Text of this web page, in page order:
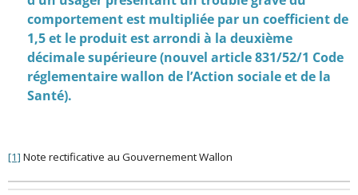
comportement est multipliée par un coefficient de
1,5 et le produit est arrondi à la deuxième
décimale supérieure (nouvel article 831/52/1 Code
réglementaire wallon de l’Action sociale et de la
Santé).
[1] Note rectificative au Gouvernement Wallon